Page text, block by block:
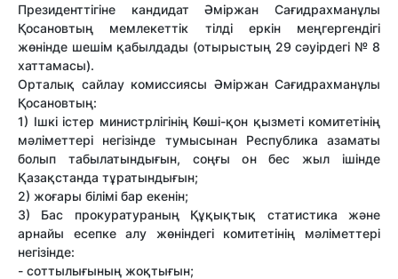
Президенттігіне кандидат Әміржан Сағидрахманұлы
Қосановтың мемлекеттік тілді еркін меңгергендігі
жөнінде шешім қабылдады (отырыстың 29 сәуірдегі № 8
хаттамасы).
Орталық сайлау комиссиясы Әміржан Сағидрахманұлы
Қосановтың:
1) Ішкі істер министрлігінің Көші-қон қызметі комитетінің
мәліметтері негізінде тумысынан Республика азаматы
болып табылатындығын, соңғы он бес жыл ішінде
Қазақстанда тұратындығын;
2) жоғары білімі бар екенін;
3) Бас прокуратураның Құқықтық статистика және
арнайы есепке алу жөнiндегi комитетiнің мәліметтері
негізінде:
- соттылығының жоқтығын;